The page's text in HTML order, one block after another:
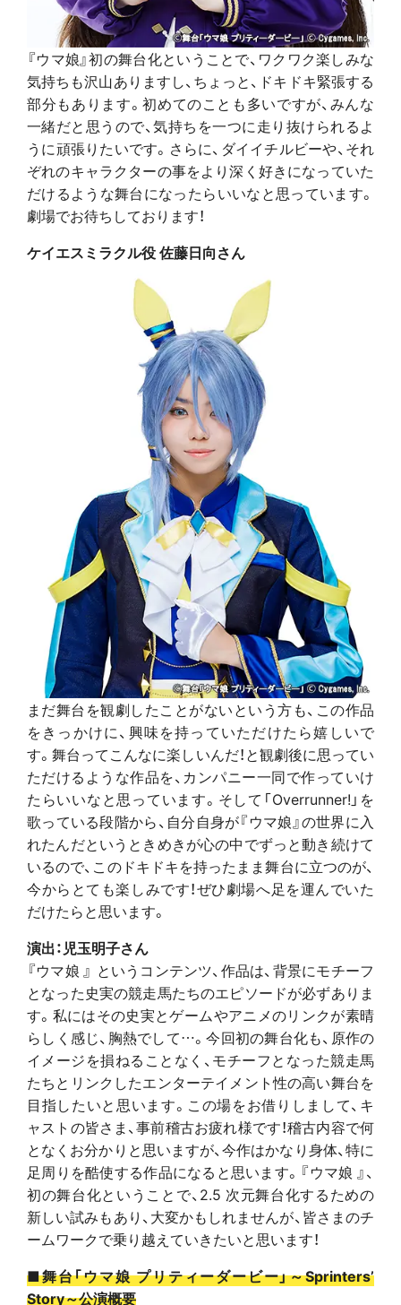
『ウマ娘』初の舞台化ということで、ワクワク楽しみな
気持ちも沢山ありますし、ちょっと、ドキドキ緊張する
部分もあります。初めてのことも多いですが、みんな
一緒だと思うので、気持ちを一つに走り抜けられるよ
うに頑張りたいです。さらに、ダイイチルビーや、それ
ぞれのキャラクターの事をより深く好きになっていた
だけるような舞台になったらいいなと思っています。
劇場でお待ちしております！
ケイエスミラクル役 佐藤日向さん
まだ舞台を観劇したことがないという方も、この作品
をきっかけに、興味を持っていただけたら嬉しいで
す。舞台ってこんなに楽しいんだ！と観劇後に思ってい
ただけるような作品を、カンパニー一同で作っていけ
たらいいなと思っています。そして「Overrunner!」を
歌っている段階から、自分自身が『ウマ娘』の世界に入
れたんだというときめきが心の中でずっと動き続けて
いるので、このドキドキを持ったまま舞台に立つのが、
今からとても楽しみです！ぜひ劇場へ足を運んでいた
だけたらと思います。
演出：児玉明子さん
『ウマ娘 』 というコンテンツ、作品は、背景にモチーフ
となった史実の競走馬たちのエピソードが必ずありま
す。私にはその史実とゲームやアニメのリンクが素晴
らしく感じ、胸熱でして…。今回初の舞台化も、原作の
イメージを損ねることなく、モチーフとなった競走馬
たちとリンクしたエンターテイメント性の高い舞台を
目指したいと思います。この場をお借りしまして、キ
ャストの皆さま、事前稽古お疲れ様です！稽古内容で何
となくお分かりと思いますが、今作はかなり身体、特に
足周りを酷使する作品になると思います。『ウマ娘 』、
初の舞台化ということで、2.5 次元舞台化するための
新しい試みもあり、大変かもしれませんが、皆さまのチ
ームワークで乗り越えていきたいと思います！
■舞台「ウマ娘 プリティーダービー」～Sprinters’
Story～公演概要